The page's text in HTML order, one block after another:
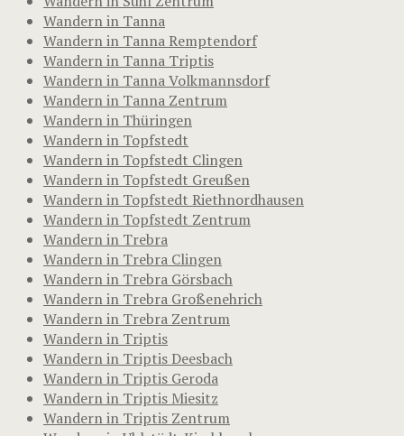
Wandern in Tanna
Wandern in Tanna Remptendorf
Wandern in Tanna Triptis
Wandern in Tanna Volkmannsdorf
Wandern in Tanna Zentrum
Wandern in Thüringen
Wandern in Topfstedt
Wandern in Topfstedt Clingen
Wandern in Topfstedt Greußen
Wandern in Topfstedt Riethnordhausen
Wandern in Topfstedt Zentrum
Wandern in Trebra
Wandern in Trebra Clingen
Wandern in Trebra Görsbach
Wandern in Trebra Großenehrich
Wandern in Trebra Zentrum
Wandern in Triptis
Wandern in Triptis Deesbach
Wandern in Triptis Geroda
Wandern in Triptis Miesitz
Wandern in Triptis Zentrum